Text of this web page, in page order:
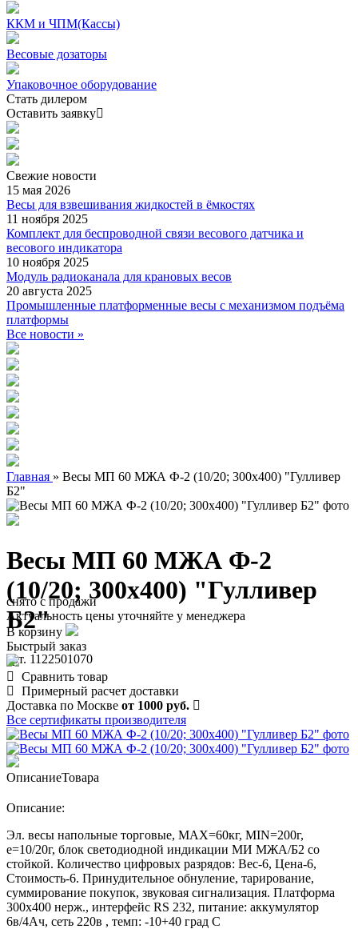
ККМ и ЧПМ(Кассы)
Весовые дозаторы
Упаковочное оборудование
Стать дилером
Оставить заявку
Свежие новости
15 мая 2026
Весы для взвешивания жидкостей в ёмкостях
11 ноября 2025
Комплект для беспроводной связи весового датчика и
весового индикатора
10 ноября 2025
Модуль радиоканала для крановых весов
20 августа 2025
Промышленные платформенные весы с механизмом подъёма
платформы
Все новости »
Главная » Весы МП 60 МЖА Ф-2 (10/20; 300х400) "Гулливер
Б2"
Весы МП 60 МЖА Ф-2
(10/20; 300х400) "Гулливер
Б2"
арт. 1122501070
снято с продажи
Актуальность цены уточняйте у менеджера
В корзину
Быстрый заказ
Сравнить товар
Примерный расчет доставки
Доставка по Москве от 1000 руб.
Все сертификаты производителя
ОписаниеТовара
Описание:
Эл. весы напольные торговые, МАХ=60кг, MIN=200г,
e=10/20г, блок светодиодной индикации МИ МЖА/Б2 со
стойкой. Количество цифровых разрядов: Вес-6, Цена-6,
Стоимость-6. Принудительное обнуление, тарирование,
суммирование покупок, звуковая сигнализация. Платформа
300х400 нерж., интерфейс RS 232, питание: аккумулятор
6в/4Ач, сеть 220в , темп: -10+40 град С